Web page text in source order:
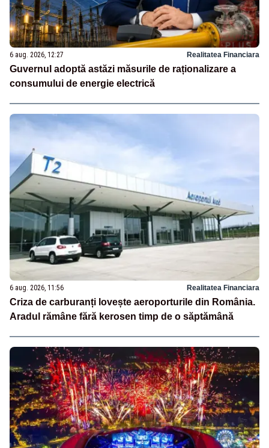
6 aug. 2026, 12:27 Realitatea Financiara
Guvernul adoptă astăzi măsurile de raționalizare a
consumului de energie electrică
6 aug. 2026, 11:56 Realitatea Financiara
Criza de carburanți lovește aeroporturile din România.
Aradul rămâne fără kerosen timp de o săptămână